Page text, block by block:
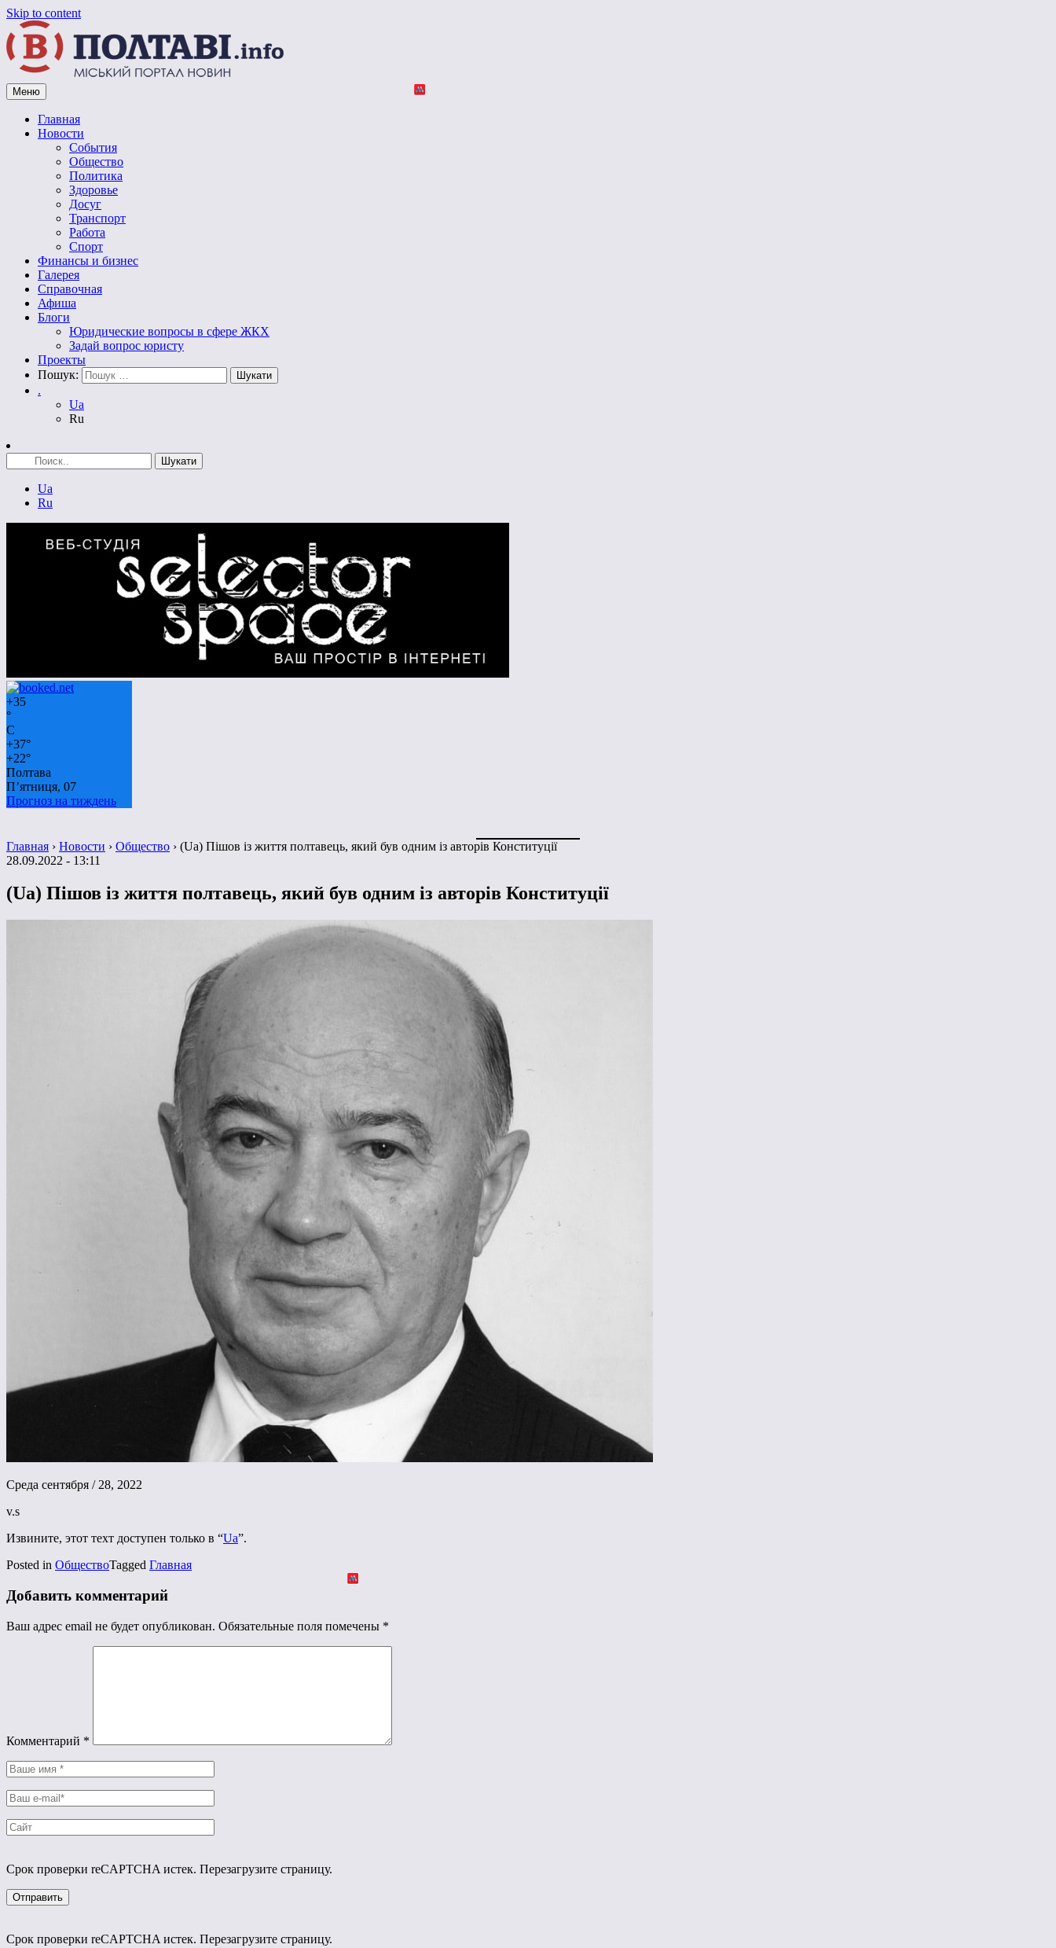
Skip to content
Vpoltave.info
Полтавский портал новостей
Меню
Главная
Новости
События
Общество
Политика
Здоровье
Досуг
Транспорт
Работа
Спорт
Финансы и бизнес
Галерея
Справочная
Афиша
Блоги
Юридические вопросы в сфере ЖКХ
Задай вопрос юристу
Проекты
Пошук:
.
Ua
Ru
Ua
Ru
+35
°
C
+37°
+22°
Полтава
П’ятниця, 07
Прогноз на тиждень
Главная › Новости › Общество › (Ua) Пішов із життя полтавець, який був одним із авторів Конституції
28.09.2022 - 13:11
(Ua) Пішов із життя полтавець, який був одним із авторів Конституції
Среда сентября / 28, 2022
v.s
Извините, этот техт доступен только в “Ua”.
Posted in ОбществоTagged Главная
Добавить комментарий
Ваш адрес email не будет опубликован. Обязательные поля помечены *
Комментарий *
Срок проверки reCAPTCHA истек. Перезагрузите страницу.
Срок проверки reCAPTCHA истек. Перезагрузите страницу.